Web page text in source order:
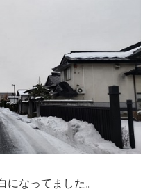
になってました。